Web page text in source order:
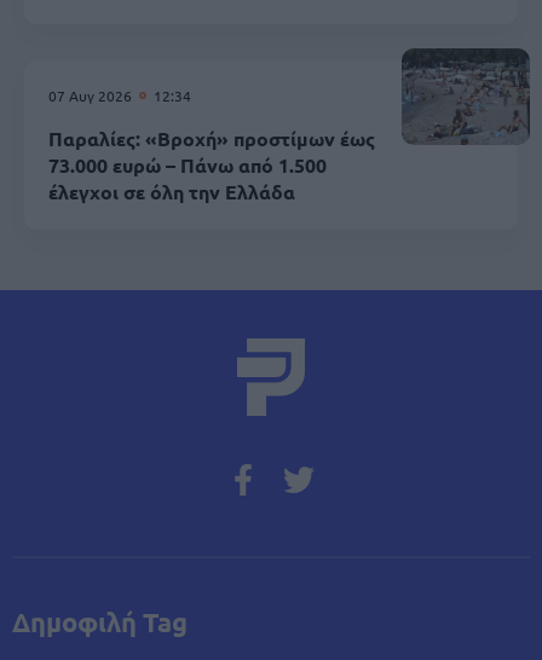
07 Αυγ 2026 12:34
Παραλίες: «Βροχή» προστίμων έως
73.000 ευρώ – Πάνω από 1.500
έλεγχοι σε όλη την Ελλάδα
Δημοφιλή Tag